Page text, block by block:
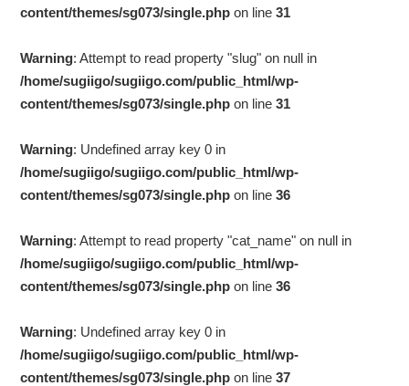
content/themes/sg073/single.php on line31
Warning: Attempt to read property "slug" on null in
/home/sugiigo/sugiigo.com/public_html/wp-
content/themes/sg073/single.php on line31
Warning: Undefined array key 0 in
/home/sugiigo/sugiigo.com/public_html/wp-
content/themes/sg073/single.php on line36
Warning: Attempt to read property "cat_name" on null in
/home/sugiigo/sugiigo.com/public_html/wp-
content/themes/sg073/single.php on line36
Warning: Undefined array key 0 in
/home/sugiigo/sugiigo.com/public_html/wp-
content/themes/sg073/single.php on line37